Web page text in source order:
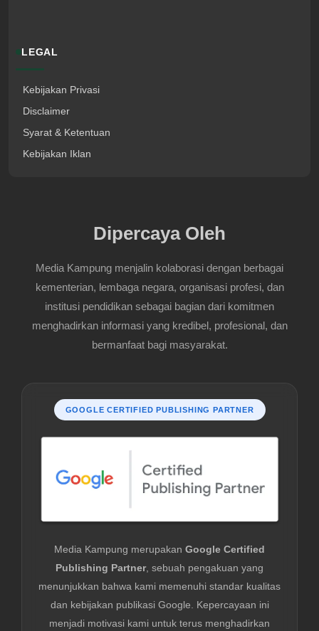
LEGAL
Kebijakan Privasi
Disclaimer
Syarat & Ketentuan
Kebijakan Iklan
Dipercaya Oleh
Media Kampung menjalin kolaborasi dengan berbagai
kementerian, lembaga negara, organisasi profesi, dan
institusi pendidikan sebagai bagian dari komitmen
menghadirkan informasi yang kredibel, profesional, dan
bermanfaat bagi masyarakat.
GOOGLE CERTIFIED PUBLISHING PARTNER
Media Kampung merupakan Google Certified
Publishing Partner, sebuah pengakuan yang
menunjukkan bahwa kami memenuhi standar kualitas
dan kebijakan publikasi Google. Kepercayaan ini
menjadi motivasi kami untuk terus menghadirkan